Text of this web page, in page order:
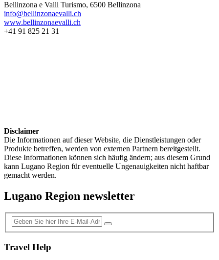
Bellinzona e Valli Turismo, 6500 Bellinzona
info@bellinzonaevalli.ch
www.bellinzonaevalli.ch
+41 91 825 21 31
Disclaimer
Die Informationen auf dieser Website, die Dienstleistungen oder
Produkte betreffen, werden von externen Partnern bereitgestellt.
Diese Informationen können sich häufig ändern; aus diesem Grund
kann Lugano Region für eventuelle Ungenauigkeiten nicht haftbar
gemacht werden.
Lugano Region newsletter
Travel Help